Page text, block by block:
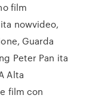
film
nowvideo,
Guarda
Peter Pan ita
Alta
film con